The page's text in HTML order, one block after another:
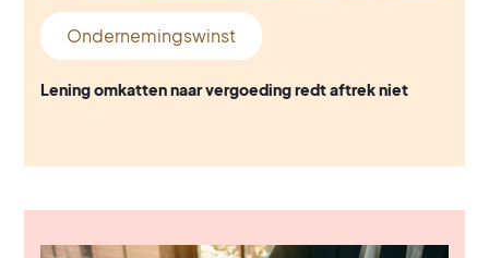
Ondernemingswinst
Lening omkatten naar vergoeding redt aftrek niet